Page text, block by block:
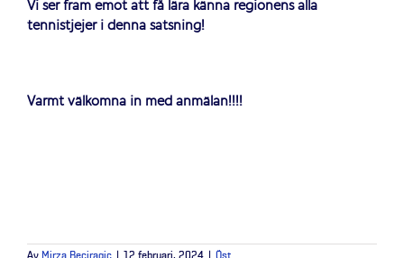
Vi ser fram emot att få lära känna regionens alla
tennistjejer i denna satsning!
Varmt välkomna in med anmälan!!!!